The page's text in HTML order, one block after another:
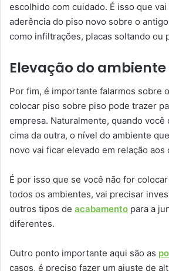
escolhido com cuidado. É isso que
aderência do piso novo sobre o
como infiltrações, placas soltando ou
Elevação do ambiente
Por fim, é importante falarmos sobre
colocar piso sobre piso pode trazer
empresa. Naturalmente, quando você
cima da outra, o nível do ambiente
novo vai ficar elevado em relação aos
É por isso que se você não for
todos os ambientes, vai precisar
outros tipos de acabamento para a
diferentes.
Outro ponto importante aqui são as
casos, é preciso fazer um ajuste de